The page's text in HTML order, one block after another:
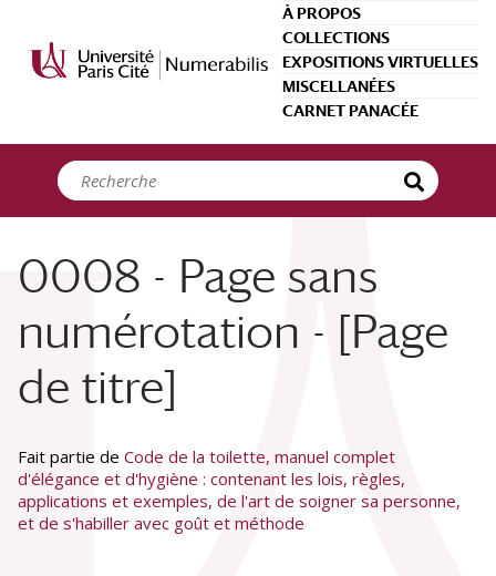
À PROPOS
COLLECTIONS
EXPOSITIONS VIRTUELLES
MISCELLANÉES
CARNET PANACÉE
0008 - Page sans
numérotation - [Page
de titre]
Fait partie de Code de la toilette, manuel complet
d'élégance et d'hygiène : contenant les lois, règles,
applications et exemples, de l'art de soigner sa personne,
et de s'habiller avec goût et méthode